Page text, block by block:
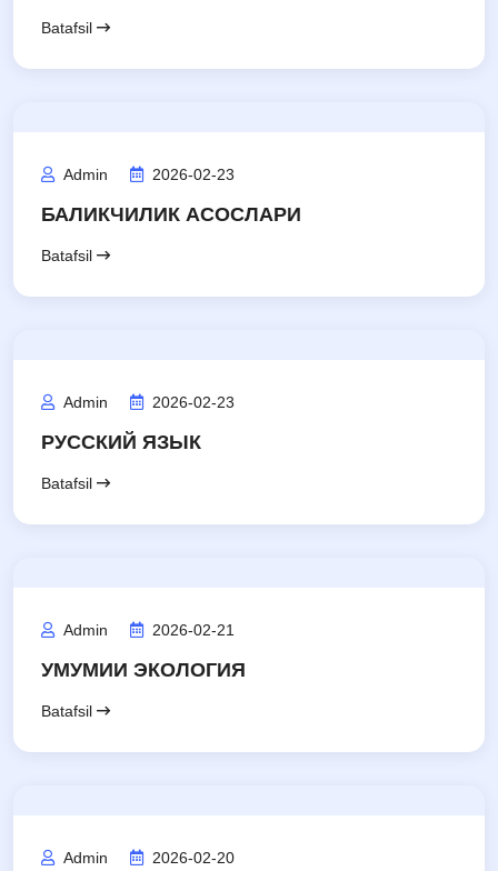
Batafsil
Admin 2026-02-23
БАЛИКЧИЛИК АСОСЛАРИ
Batafsil
Admin 2026-02-23
РУССКИЙ ЯЗЫК
Batafsil
Admin 2026-02-21
УМУМИИ ЭКОЛОГИЯ
Batafsil
Admin 2026-02-20